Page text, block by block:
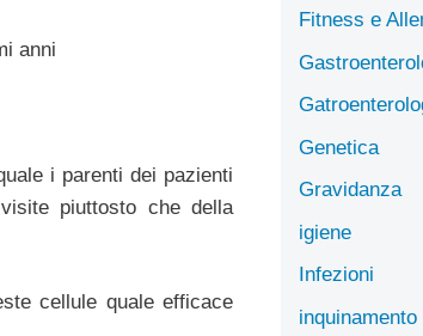
anni
i parenti dei pazienti
piuttosto che della
cellule quale efficace
Fitness e
Genetica
Gravidanza
igiene
Infezioni
inquinamento